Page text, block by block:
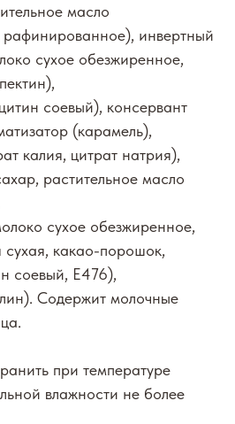
масло
инвертный
сухое обезжиренное,
соевый), консервант
(карамель),
калия, цитрат натрия),
растительное масло
сухое обезжиренное,
какао-порошок,
соевый, E476),
Содержит молочные
при температуре
влажности не более